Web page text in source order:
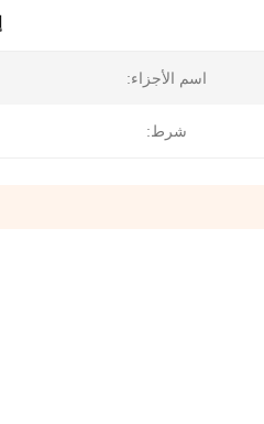
اسم الأجزاء:
شرط: